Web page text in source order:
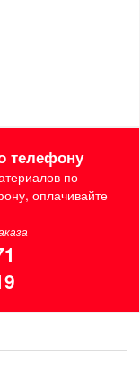
телефону
по
оплачивайте